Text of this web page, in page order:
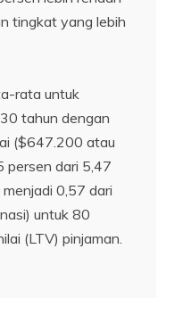
tingkat yang lebih
rata untuk
tahun dengan
($647.200 atau
persen dari 5,47
0,57 dari
untuk 80
(LTV) pinjaman.